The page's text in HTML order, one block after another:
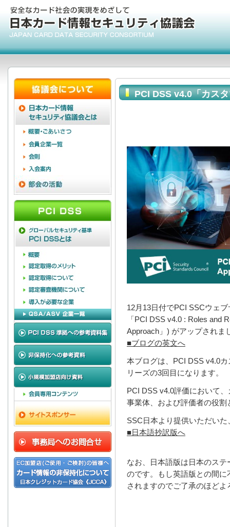
PCI DSS v4.0「カス
12月13日付でPCI SSCウェ
「PCI DSS v4.0 : Roles and
Approach」) がアップされま
■ブログの英文へ
本ブログは、PCI DSS v4.0
リーズの3回目になります。
PCI DSS v4.0評価において
事業体、および評価者の役
SSC日本より提供いただい
■日本語抄訳版へ
なお、日本語版は日本のス
のです。もし英語版との間
されますのでご了承のほど